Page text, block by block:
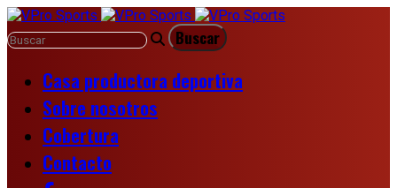
Casa productora deportiva
Sobre nosotros
Cobertura
Contacto